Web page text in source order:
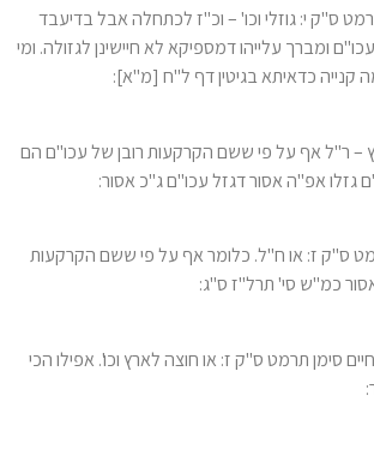
ס"ק י: גוזלי וכו' – וכ"ז לכתחלה אבל בדיעבד
ומברך עלייהו דמספיקא לא חיישינן לגזולה. ומי
קנייה כדאיתא בגיטין דף ל"ח [מ"א]:
– ר"ל אף על פי ששם הקרקעות רובן של עכו"ם הם
גזלו אפ"ה אסור דגזל עכו"ם ג"כ אסור:
ס"ק ז: או ח"ל. כלומר אף על פי ששם הקרקעות
כמ"ש סי' תרל"ז ס"ג:
סימן תרמט ס"ק ז: או חוצה לארץ וכו'. אפילו הכי